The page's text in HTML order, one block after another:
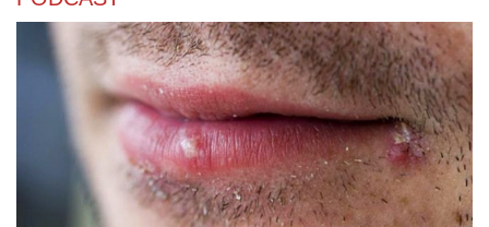
Nhi khoa
Nam khoa
Làm đẹp - giảm cân
Phòng mạch online
Ăn sạch sống khỏe